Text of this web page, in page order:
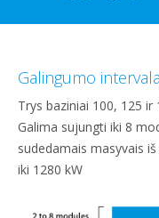
Galingumo
Trys baziniai 100, 125 ir
Galima sujungti iki 8
sudedamais masyvais
iki 1280 kW